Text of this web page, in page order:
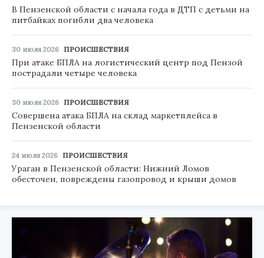
В Пензенской области с начала года в ДТП с детьми на
питбайках погибли два человека
30 июля 2026 ПРОИСШЕСТВИЯ
При атаке БПЛА на логистический центр под Пензой
пострадали четыре человека
30 июля 2026 ПРОИСШЕСТВИЯ
Совершена атака БПЛА на склад маркетплейса в
Пензенской области
24 июля 2026 ПРОИСШЕСТВИЯ
Ураган в Пензенской области: Нижний Ломов
обесточен, повреждены газопровод и крыши домов